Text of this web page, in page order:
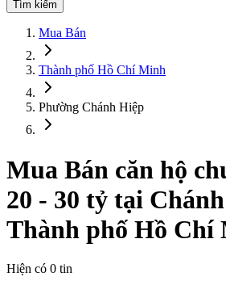
Tìm kiếm
Mua Bán
Thành phố Hồ Chí Minh
Phường Chánh Hiệp
Mua Bán căn hộ
20 - 30 tỷ tại
Thành phố Hồ Chí
Hiện có 0 tin